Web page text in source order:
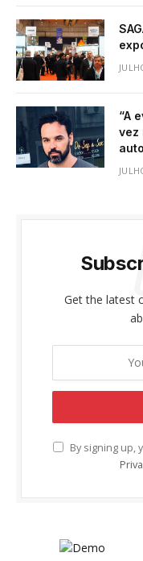
“A
vez
Get the latest
By signing up,